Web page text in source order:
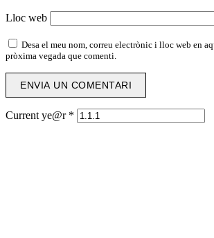
Lloc web
Desa el meu nom, correu electrònic i lloc web en
pròxima vegada que comenti.
Current ye@r *